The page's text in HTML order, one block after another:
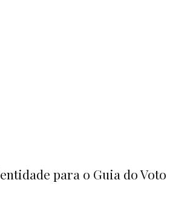
para o Guia do Voto